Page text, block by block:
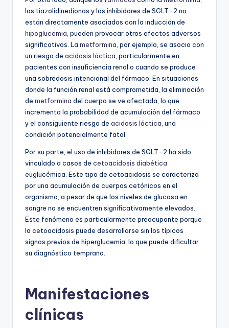
las tiazolidinedionas y los inhibidores de SGLT-2 no
están directamente asociados con la inducción de
hipoglucemia, pueden provocar otros efectos adversos
significativos. La metformina, por ejemplo, se asocia con
un riesgo de acidosis láctica, particularmente en
pacientes con insuficiencia renal o cuando se produce
una sobredosis intencional del fármaco. En situaciones
donde la función renal está comprometida, la eliminación
de metformina del cuerpo se ve afectada, lo que
incrementa la probabilidad de acumulación del fármaco
y el consiguiente riesgo de acidosis láctica, una
condición potencialmente fatal.
Por su parte, el uso de inhibidores de SGLT-2 ha sido
vinculado a casos de cetoacidosis diabética
euglucémica. Este tipo de cetoacidosis se caracteriza
por una acumulación de cuerpos cetónicos en el
organismo, a pesar de que los niveles de glucosa en
sangre no se encuentren significativamente elevados.
Este fenómeno es particularmente preocupante porque
la cetoacidosis puede desarrollarse sin los típicos
signos previos de hiperglucemia, lo que puede dificultar
su diagnóstico temprano.
Manifestaciones
clínicas